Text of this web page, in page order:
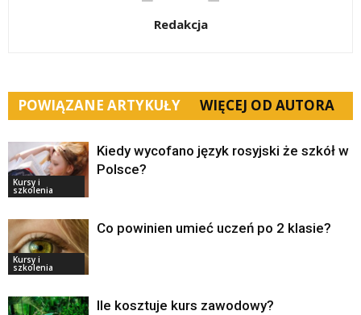
Redakcja
POWIĄZANE ARTYKUŁY WIĘCEJ OD AUTORA
Kursy i
szkolenia
Kiedy wycofano język rosyjski że szkół w
Polsce?
Kursy i
szkolenia
Co powinien umieć uczeń po 2 klasie?
Ile kosztuje kurs zawodowy?